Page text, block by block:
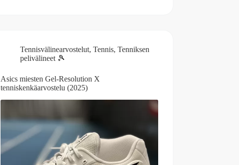
Tennisvälinearvostelut,Tennis,Tenniksen
pelivälineet 🎾
Asics miesten Gel-Resolution X
tenniskenkäarvostelu (2025)